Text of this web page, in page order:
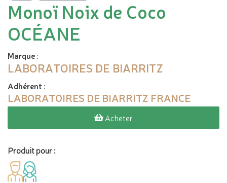
Monoï Noix de Coco
OCÉANE
Marque:
LABORATOIRES DE BIARRITZ
Adhérent :
LABORATOIRES DE BIARRITZ FRANCE
Acheter
Produit pour :